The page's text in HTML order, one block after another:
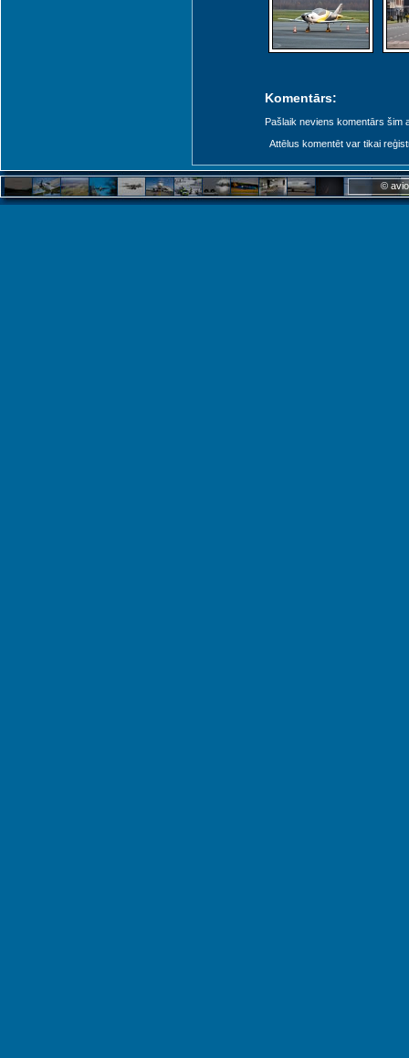
Komentārs:
Pašlaik neviens komentārs šim
Attēlus komentēt var tikai
©